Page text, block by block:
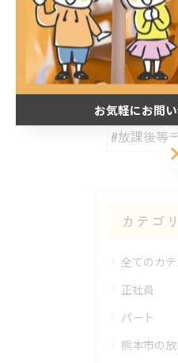
関
#熊本市 #宇
#放課後等
カテゴ
全てのカ
正社員
パート
熊本市の
お気軽にお問
お気軽にお問